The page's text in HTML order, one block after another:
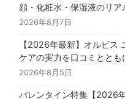
顔・化粧水・保湿液のリ
2026年8月7日
【2026年最新】オルビス
ケアの実力を口コミととも
2026年8月5日
バレンタイン特集【2026